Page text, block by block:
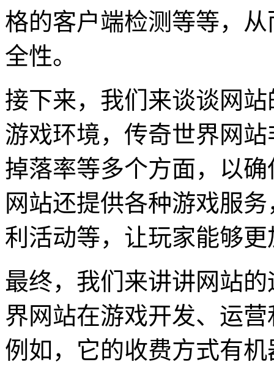
格的客户端检测等等，
全性。
接下来，我们来谈谈网
游戏环境，传奇世界网
掉落率等多个方面，以
网站还提供各种游戏服
利活动等，让玩家能够
最终，我们来讲讲网站
界网站在游戏开发、运
例如，它的收费方式有